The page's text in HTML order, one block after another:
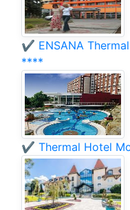
✔️ ENSANA
****
✔️ Thermal Hotel